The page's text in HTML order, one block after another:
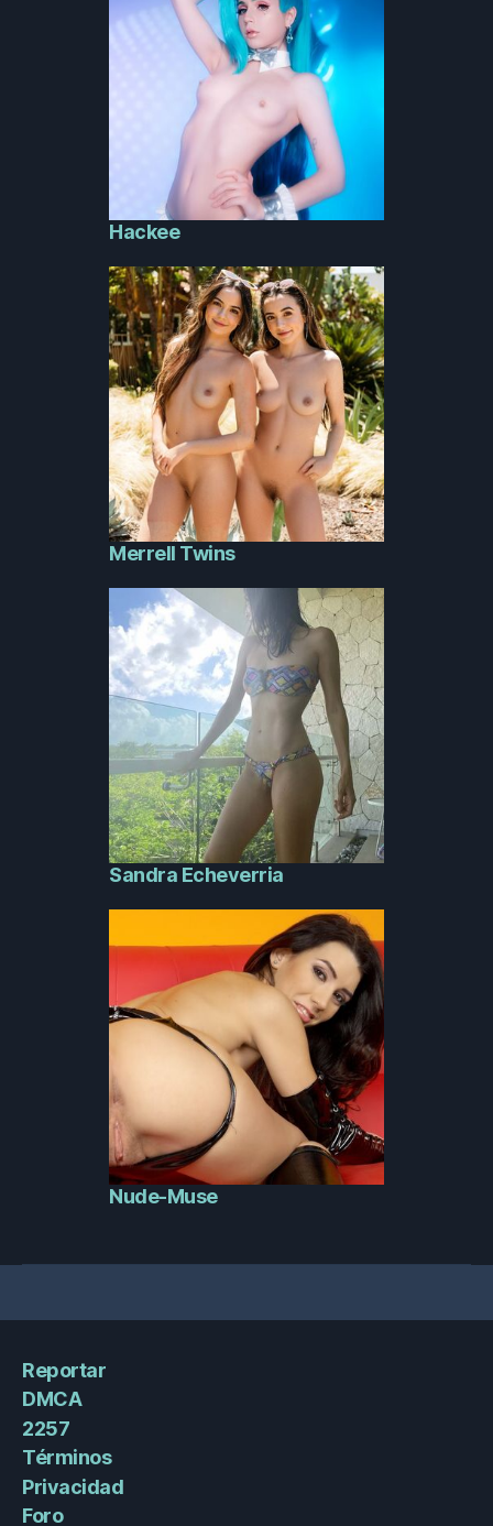
Hackee
Merrell Twins
Sandra Echeverria
Nude-Muse
Reportar
DMCA
2257
Términos
Privacidad
Foro